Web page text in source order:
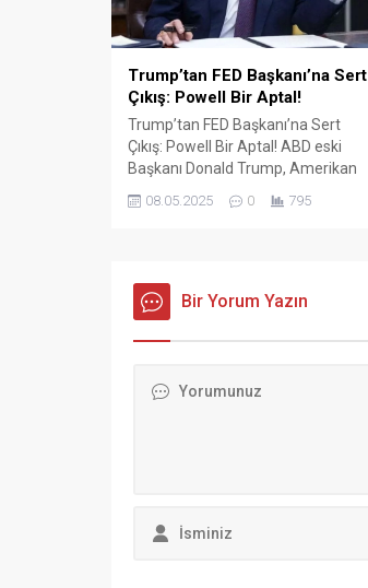
Trump’tan FED Başkanı’na Sert
Çıkış: Powell Bir Aptal!
Trump’tan FED Başkanı’na Sert
Çıkış: Powell Bir Aptal! ABD eski
Başkanı Donald Trump, Amerikan
Jerome Powell’ın faiz oranlarını
açıklamada Trump, “Çok geç.
Powell bir aptal, hiçbir fikri yok.
Onun dışında kendisini çok
08.05.2025 0 795
Bir Yorum Yazın